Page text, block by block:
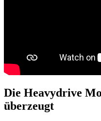
Die Heavydrive
überzeugt